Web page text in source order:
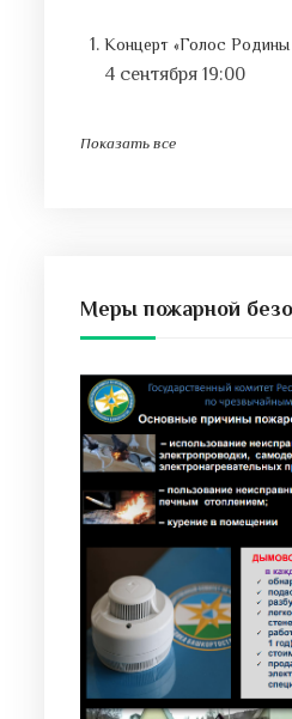
Концерт «Голос Родины
4 сентября 19:00
Показать все
Меры пожарной